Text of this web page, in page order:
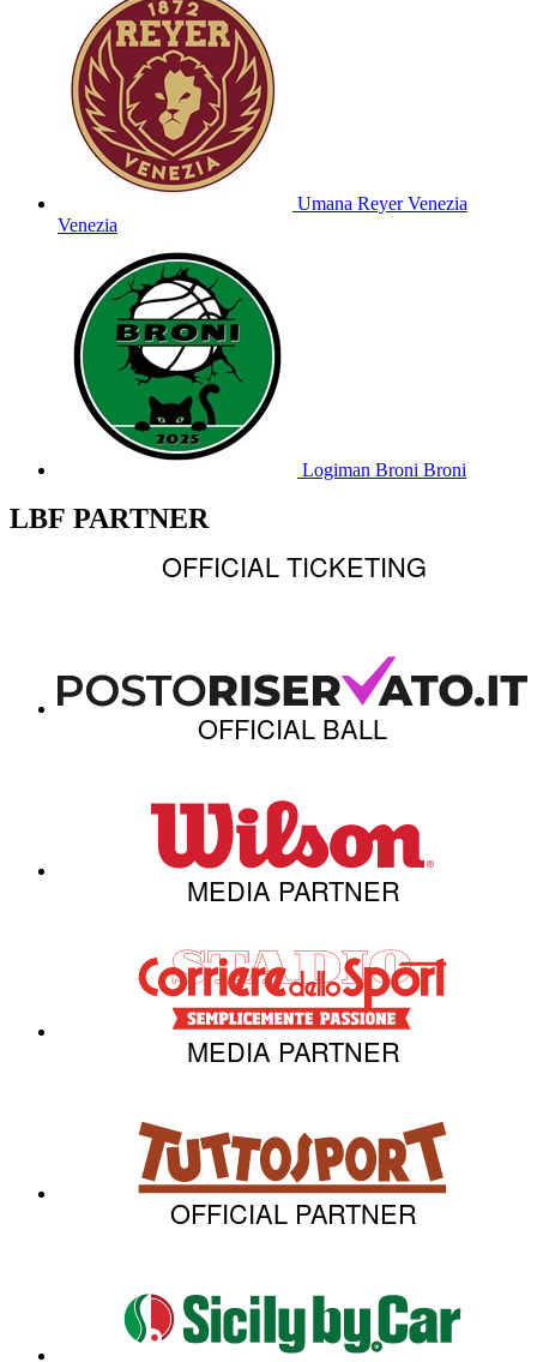
Umana Reyer Venezia
Venezia
Logiman Broni Broni
LBF PARTNER